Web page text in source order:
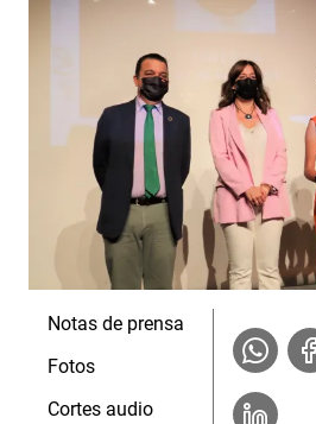
Notas de prensa
Fotos
Cortes audio